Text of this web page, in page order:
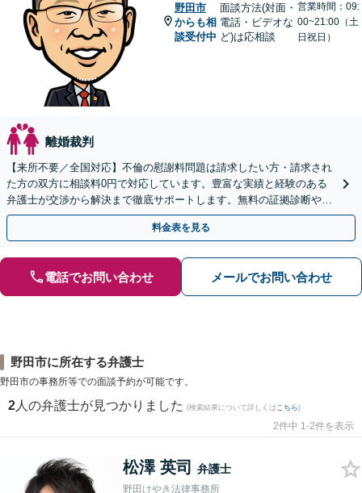
野田市
からも相
談受付中
面談方法(対面・
電話・ビデオな
ど)は応相談
営業時間：09:
00~21:00（土
日祝日）
離婚裁判
【来所不要／全国対応】不倫の慰謝料問題は請求したい方・請求され
た方の双方に相談料0円で対応しています。豊富な実績と経験のある
弁護士が交渉から解決まで徹底サポートします。無料の証拠診断や着
手金の返還保証もありますので安心してご相談ください。
料金表を見る
電話でお問い合わせ メールでお問い合わせ
野田市に所在する弁護士
野田市の事務所等での面談予約が可能です。
2 人の弁護士が見つかりました (検索結果について詳しくは こちら)
2件中 1-2件を表示
松澤 英司 弁護士
野田けやき法律事務所